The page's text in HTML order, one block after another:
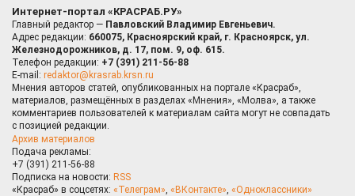
Интернет-портал «КРАСРАБ.РУ»
Главный редактор — Павловский Владимир Евгеньевич.
Адрес редакции: 660075, Красноярский край, г. Красноярск, ул.
Железнодорожников, д. 17, пом. 9, оф. 615.
Телефон редакции: +7 (391) 211-56-88
E-mail: redaktor@krasrab.krsn.ru
Мнения авторов статей, опубликованных на портале «Красраб»,
материалов, размещённых в разделах «Мнения», «Молва», а также
комментариев пользователей к материалам сайта могут не совпадать
с позицией редакции.
Архив материалов
Подача рекламы:
+7 (391) 211-56-88
Подписка на новости: RSS
«Красраб» в соцсетях: «Телеграм», «ВКонтакте», «Одноклассники»